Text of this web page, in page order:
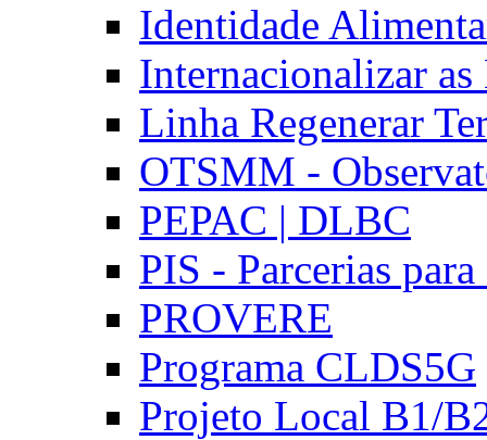
Identidade
Internacionalizar
Linha Regenerar
OTSMM -
PEPAC | DLBC
PIS - Parcerias
PROVERE
Programa CLDS5G
Projeto Local B1/